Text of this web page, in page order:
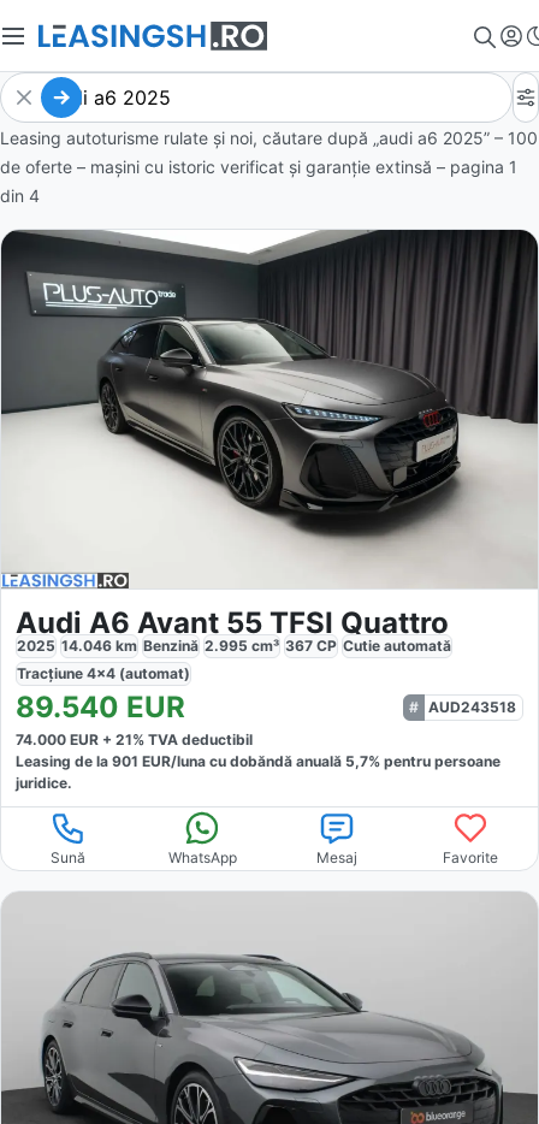
Leasing autoturisme rulate și noi, căutare după „audi a6 2025” – 100
de oferte – mașini cu istoric verificat și garanție extinsă – pagina 1
din 4
Audi A6 Avant 55 TFSI Quattro
2025 14.046 km Benzină 2.995 cm³ 367 CP Cutie automată
Tracțiune 4x4 (automat)
89.540 EUR
AUD243518
74.000 EUR + 21% TVA deductibil
Leasing de la 901 EUR/luna cu dobăndă anuală 5,7% pentru persoane
juridice.
Sună WhatsApp Mesaj Favorite